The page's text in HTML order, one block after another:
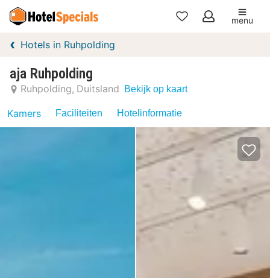
Mijn
menu
Hotels in Ruhpolding
aja Ruhpolding
Ruhpolding Duitsland Bekijk op kaart
Kamers Faciliteiten Hotelinformatie